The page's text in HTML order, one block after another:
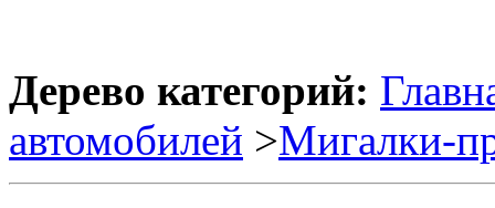
Дерево категорий:
автомобилей >Мигалки-